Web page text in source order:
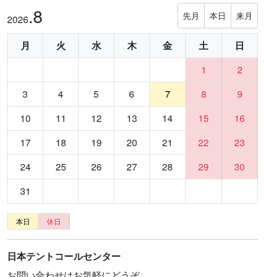
2026.8 先月 本日 来月
月 火 水 木 金 土
日
1
2
3
4 5 6 7 8
9
10
11 12 13 14 15
16
17
18 19 20 21 22
23
24
25 26 27 28 29
30
31
本日 休日
日本テントコールセンター